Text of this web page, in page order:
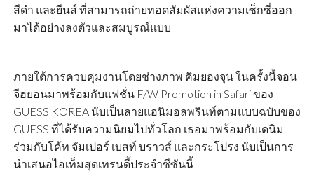
สีดำ และยีนส์ ที่สามารถถ่ายทอดสัมผัสแห่งความเซ็กซี่ออก
มาได้อย่างลงตัวและสมบูรณ์แบบ
ภายใต้การควบคุมงานโดยช่างภาพ คิมยองจุน ในครั้งนี้จอน
จีฮยอนมาพร้อมกับแฟชั่น F/W Promotion in Safari ของ
GUESS KOREA นับเป็นลายแอนิมอลพรินท์ตามแบบฉบับของ
GUESS ที่ได้รับความนิยมไปทั่วโลก เธอมาพร้อมกับเดนิม
ร่วมกับโค้ท จัมเปอร์ เบสท์ บราวส์ และกระโปรง นับเป็นการ
นำเสนอไอเท็มสุดเทรนดี้ประจำซีซันนี้